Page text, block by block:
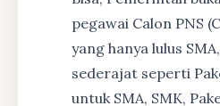
pegawai Calon PNS
yang hanya lulus
sederajat seperti
untuk SMA, SMK,